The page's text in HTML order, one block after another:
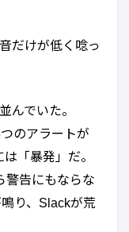
だけが低く唸っ
んでいた。
のアラートが
「暴発」だ。
警告にもならな
り、Slackが荒